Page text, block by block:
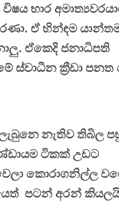
භාර
ඒ හින්ඳම
ඒකෙදි ජනාධිපති
ස්වාධීන ක්‍රීඩා
නැතිව තිබිල
ටිකක් උඩට
කොරාගනිල්ල
පටන් අරන්